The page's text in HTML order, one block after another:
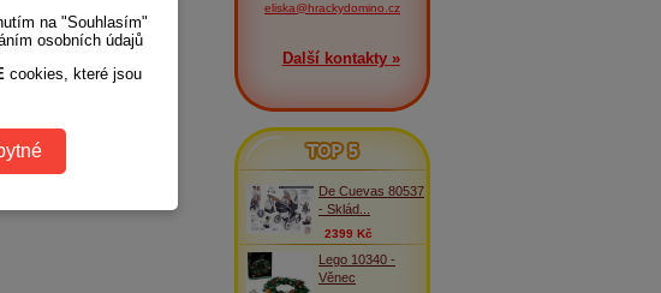
eliska@hrackydomino.cz
Další kontakty »
TOP 5
De Cuevas 80537
- Sklád...
2399 Kč
Lego 10340 -
Věnec
na "Souhlasím"
osobních údajů
cookies, které jsou